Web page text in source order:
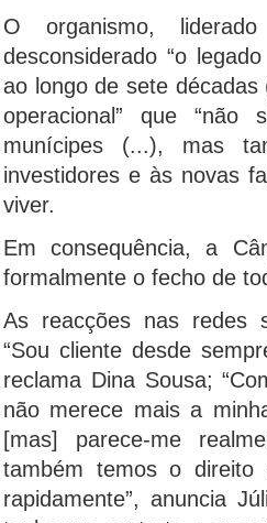
O organismo,
desconsiderado “o
ao longo de sete
operacional” que
munícipes (...), mas
investidores e às novas
viver.
Em consequência, a
formalmente o fecho de
As reacções nas redes
“Sou cliente desde
reclama Dina Sousa;
não merece mais a
[mas] parece-me
também temos o
rapidamente”, anuncia